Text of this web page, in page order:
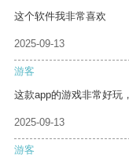
这个软件我非常喜欢
2025-09-13
游客
这款app的游戏非常好玩
2025-09-13
游客